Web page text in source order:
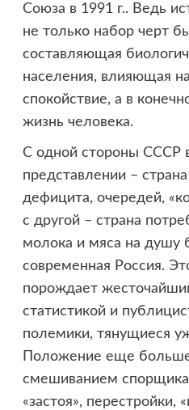
Союза в 1991 г.. Ведь
не только набор черт
составляющая
населения, влияющая
спокойствие, а в
жизнь человека.
С одной стороны СССР
представлении –
дефицита, очередей,
с другой – страна
молока и мяса на душу
современная Россия.
порождает
статистикой и
полемики, тянущиеся
Положение еще больше
смешиванием
«застоя», перестройки,